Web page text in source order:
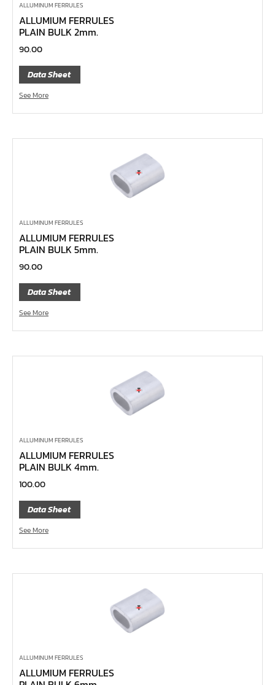
บ๊อกข้ออ่อน 1/4"
ไขควงตอก
ไขควงข้อต่อ
ไขควงท๊อกซ์,ไขควงท๊อกซ์มีรู
ไขควงหัวบ๊อกซ์
หัวขัน
ข้อต่อฟรี
ข้ออ่อน
ข้อต่อ หักมุม
ข้อต่อ
ด้ามฟรี หัวกลม คอพับ ด้ามยาง 1/4", 3/8", 1/2"
ด้ามฟรี หัวกลม คอพับ ด้ามเหล็ก 1/4", 3/8", 1/2", 1"
ด้ามฟรี หัวกลม ด้ามยาง 1/4", 3/8", 1/2"
ด้ามฟรี หัวกลม ด้ามเรียบ 1/4", 3/8", 1/2"
ด้ามฟรี หัวกลม ด้ามเหล็ก 1/4", 3/8", 1/2", 1"
ด้ามฟรี ยาง คอพับ กดปุ่ม
ด้ามฟรี ด้ามเรียบ คอพับ
ด้ามฟรี ด้ามเหล็ก คอพับ
ด้ามฟรี หัวเล็ก ด้ามเรียบ กดปุ่ม 1/4", 3/8", 1/2"
ด้ามฟรี หัวเล็ก ด้ามเหล็ก กดปุ่ม 1/4", 3/8", 1/2"
ALLUMINUM FERRULES
ALLUMIUM FERRULES
PLAIN BULK 2mm.
90.00
Data Sheet
See More
ALLUMINUM FERRULES
ALLUMIUM FERRULES
PLAIN BULK 5mm.
90.00
Data Sheet
See More
ALLUMINUM FERRULES
ALLUMIUM FERRULES
PLAIN BULK 4mm.
100.00
Data Sheet
See More
ALLUMINUM FERRULES
ALLUMIUM FERRULES